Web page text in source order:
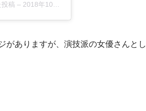
稿 – 2018年10月月11日午前5時42分PDT
がありますが、演技派の女優さんとし